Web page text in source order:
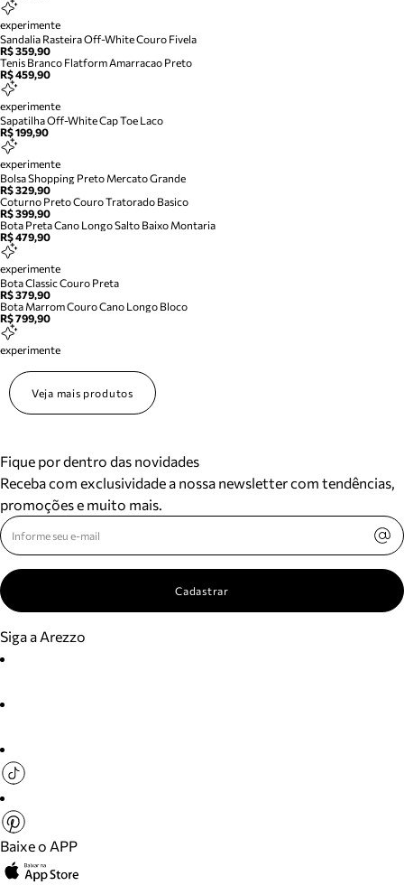
experimente
Sandalia Rasteira Off-White Couro Fivela
R$ 359,90
Tenis Branco Flatform Amarracao Preto
R$ 459,90
experimente
Sapatilha Off-White Cap Toe Laco
R$ 199,90
experimente
Bolsa Shopping Preto Mercato Grande
R$ 329,90
Coturno Preto Couro Tratorado Basico
R$ 399,90
Bota Preta Cano Longo Salto Baixo Montaria
R$ 479,90
experimente
Bota Classic Couro Preta
R$ 379,90
Bota Marrom Couro Cano Longo Bloco
R$ 799,90
experimente
Veja mais produtos
Fique por dentro das novidades
Receba com exclusividade a nossa newsletter com tendências,
promoções e muito mais.
Cadastrar
Siga a Arezzo
Baixe o APP